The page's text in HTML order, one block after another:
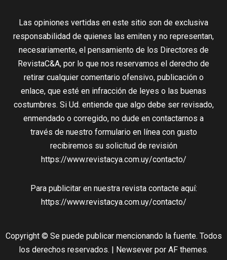
Las opiniones vertidas en este sitio son de exclusiva
responsabilidad de quienes las emiten y no representan,
necesariamente, el pensamiento de los Directores de
RevistaC&A, por lo que nos reservamos el derecho de
retirar cualquier comentario ofensivo, publicación o
enlace, que esté en infracción de leyes o las buenas
costumbres. Si Ud. entiende que algo debe ser revisado,
enmendado o corregido, no dude en contactarnos a
través de nuestro formulario en línea con gusto
recibiremos su solicitud de revisión
https://www.revistacya.com.uy/contacto/
Para publicitar en nuestra revista contacte aquí:
https://www.revistacya.com.uy/contacto/
Copyright © Se puede publicar mencionando la fuente. Todos
los derechos reservados. | Newsever por AF themes.